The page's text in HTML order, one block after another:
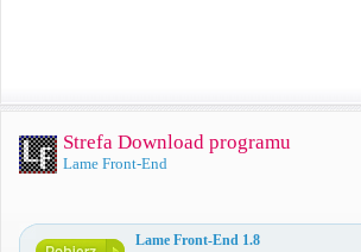
Strefa Download programu
Lame Front-End
Lame Front-End 1.8